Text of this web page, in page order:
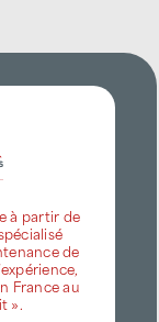
à partir de
de
France au
».